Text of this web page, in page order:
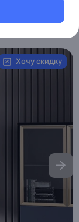
Хочу скидку